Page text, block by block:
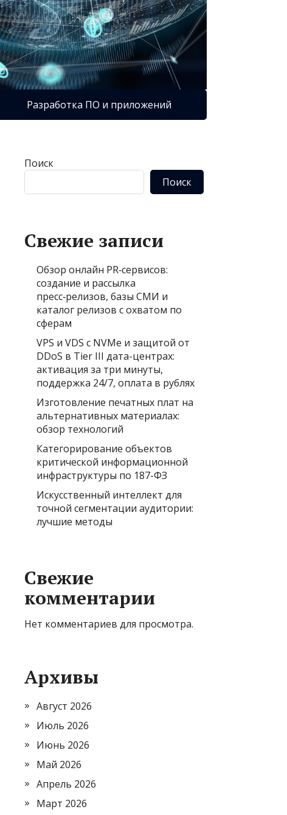
Разработка ПО и приложений
Поиск
Поиск
Свежие записи
Обзор онлайн PR‑сервисов:
создание и рассылка
пресс‑релизов, базы СМИ и
каталог релизов с охватом по
сферам
VPS и VDS с NVMe и защитой от
DDoS в Tier III дата-центрах:
активация за три минуты,
поддержка 24/7, оплата в рублях
Изготовление печатных плат на
альтернативных материалах:
обзор технологий
Категорирование объектов
критической информационной
инфраструктуры по 187-ФЗ
Искусственный интеллект для
точной сегментации аудитории:
лучшие методы
Свежие
комментарии
Нет комментариев для просмотра.
Архивы
Август 2026
Июль 2026
Июнь 2026
Май 2026
Апрель 2026
Март 2026